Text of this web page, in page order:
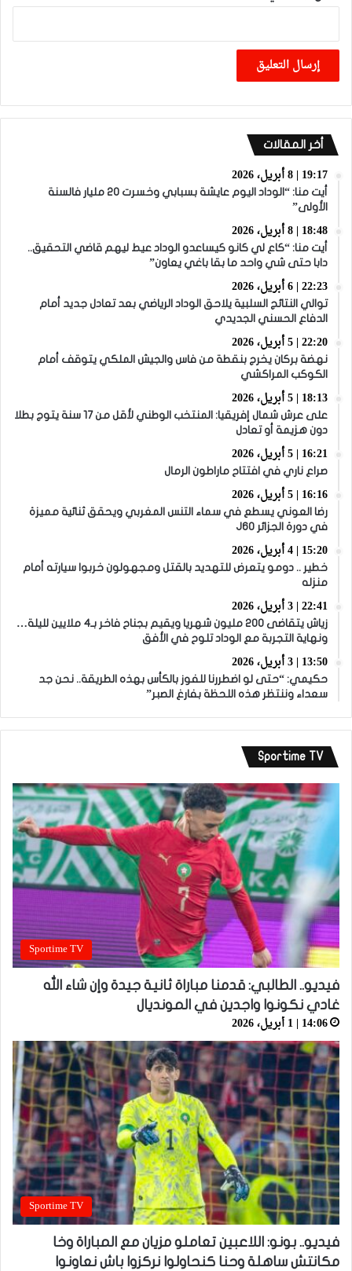
أخر المقالات
19:17 | 8 أبريل، 2026
أيت منا: “الوداد اليوم عايشة بسبابي وخسرت 20 مليار فالسنة
الأولى”
18:48 | 8 أبريل، 2026
أيت منا: “كاع لي كانو كيساعدو الوداد عيط ليهم قاضي التحقيق..
دابا حتى شي واحد ما بقا باغي يعاون”
22:23 | 6 أبريل، 2026
توالي النتائج السلبية يلاحق الوداد الرياضي بعد تعادل جديد أمام
الدفاع الحسني الجديدي
22:20 | 5 أبريل، 2026
نهضة بركان يخرج بنقطة من فاس والجيش الملكي يتوقف أمام
الكوكب المراكشي
18:13 | 5 أبريل، 2026
على عرش شمال إفريقيا: المنتخب الوطني لأقل من 17 سنة يتوج بطلا
دون هزيمة أو تعادل
16:21 | 5 أبريل، 2026
صراع ناري في افتتاح ماراطون الرمال
16:16 | 5 أبريل، 2026
رضا العوني يسطع في سماء التنس المغربي ويحقق ثنائية مميزة
في دورة الجزائر J60
15:20 | 4 أبريل، 2026
خطير .. دومو يتعرض للتهديد بالقتل ومجهولون خربوا سيارته أمام
منزله
22:41 | 3 أبريل، 2026
زياش يتقاضى 200 مليون شهريا ويقيم بجناح فاخر بـ4 ملايين لليلة…
ونهاية التجربة مع الوداد تلوح في الأفق
13:50 | 3 أبريل، 2026
حكيمي: “حتى لو اضطررنا للفوز بالكأس بهذه الطريقة.. نحن جد
سعداء وننتظر هذه اللحظة بفارغ الصبر”
Sportime TV
Sportime TV
فيديو.. الطالبي: قدمنا مباراة ثانية جيدة وإن شاء الله
غادي نكونوا واجدين في المونديال
14:06 | 1 أبريل، 2026
Sportime TV
فيديو.. بونو: اللاعبين تعاملو مزيان مع المباراة وخا
مكانتش ساهلة وحنا كنحاولوا نركزوا باش نعاونوا